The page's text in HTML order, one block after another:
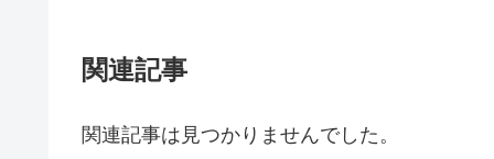
関連記事
関連記事は見つかりませんでした。